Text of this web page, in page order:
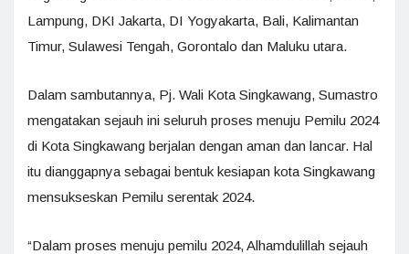
Lampung, DKI Jakarta, DI Yogyakarta, Bali, Kalimantan
Timur, Sulawesi Tengah, Gorontalo dan Maluku utara.
Dalam sambutannya, Pj. Wali Kota Singkawang, Sumastro
mengatakan sejauh ini seluruh proses menuju Pemilu 2024
di Kota Singkawang berjalan dengan aman dan lancar. Hal
itu dianggapnya sebagai bentuk kesiapan kota Singkawang
mensukseskan Pemilu serentak 2024.
“Dalam proses menuju pemilu 2024, Alhamdulillah sejauh